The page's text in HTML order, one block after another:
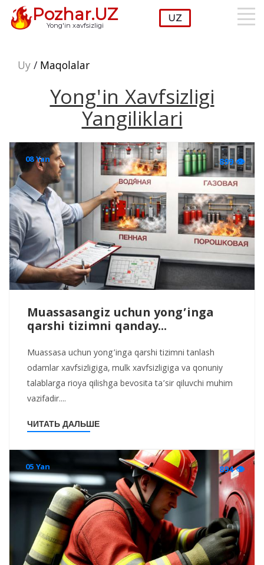
Pozhar.UZ
Yong'in xavfsizligi
Uy/ Maqolalar
Yong'in Xavfsizligi
Yangiliklari
08 Yan 899 👁
Muassasangiz uchun yong’inga
qarshi tizimni qanday...
Muassasa uchun yong’inga qarshi tizimni tanlash
odamlar xavfsizligiga, mulk xavfsizligiga va qonuniy
talablarga rioya qilishga bevosita ta’sir qiluvchi muhim
vazifadir....
ЧИТАТЬ ДАЛЬШЕ
05 Yan 894 👁